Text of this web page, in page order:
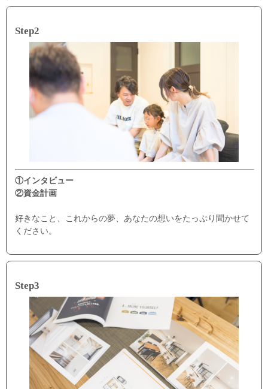
Step2
①インタビュー
②資金計画
好きなこと、これからの夢、あなたの想いをたっぷり聞かせて
ください。
Step3